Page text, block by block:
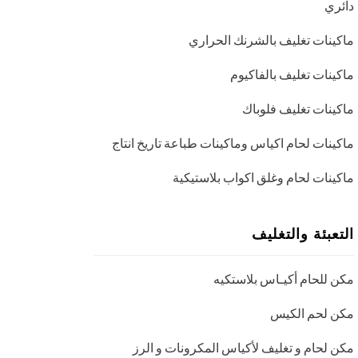
دائري
ماكينات تغليف بالشرنك الحراري
ماكينات تغليف بالفاكيوم
ماكينات تغليف فلوباك
ماكينات لحام اكياس وماكينات طباعة تاريخ انتاج
ماكينات لحام وغلق اكواب بلاستيكية
التعبئة والتغليف
مكن للحام أكيـاس بلاستكيه
مكن لحم الكيس
مكن لحام و تغليف لأكياس المكرونات و الرز